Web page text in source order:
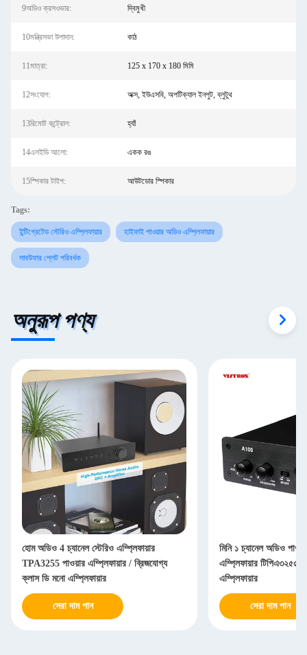
9অডিও ক্রসওভার: দ্বিমুখী
10মন্ত্রিসভা উপাদান: কাঠ
11মাত্রা: 125 x 170 x 180 মিমি
12সংযোগ: অক্স, ইউএসবি, অপটিক্যাল ইনপুট, ব্লুটুথ
13রিমোট কন্ট্রোল: হ্যাঁ
14এলইডি আলো: একক রঙ
15স্পিকার টাইপ: আউটডোর স্পিকার
Tags:
ইন্টিগ্রেটেড স্টেরিও এম্প্লিফায়ার হাইফাই পাওয়ার অডিও এম্প্লিফায়ার
সাবউফার প্লেট পরিবর্ধক
অনুরূপ পণ্য
হোম অডিও 4 চ্যানেল স্টেরিও এম্প্লিফায়ার
TPA3255 পাওয়ার এম্প্লিফায়ার / ব্রিজযোগ্য
ক্লাস ডি মনো এম্প্লিফায়ার
সেরা দাম পান
মিনি ১ চ্যানেল অডিও
এম্প্লিফায়ার টিপিএ৩২৫৫
এম্প্লিফায়ার
সেরা দাম পান